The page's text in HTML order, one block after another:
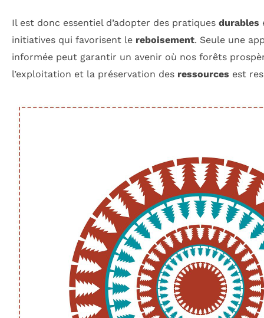
Il est donc essentiel d’adopter des pratiques durables
initiatives qui favorisent le reboisement. Seule une
informée peut garantir un avenir où nos forêts
l’exploitation et la préservation des ressources est